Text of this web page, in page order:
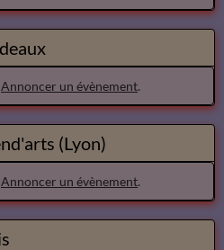
Annoncer un évènement.
(Lyon)
Annoncer un évènement.